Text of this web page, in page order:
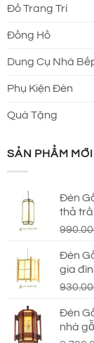
Đồ Trang Trí
Đồng Hồ
Dung Cụ Nhà
Phụ Kiện Đèn
Quà Tặng
SẢN PHẨM MỚI
Đèn
thả
Đèn
gia
Đèn
nhà gỗ